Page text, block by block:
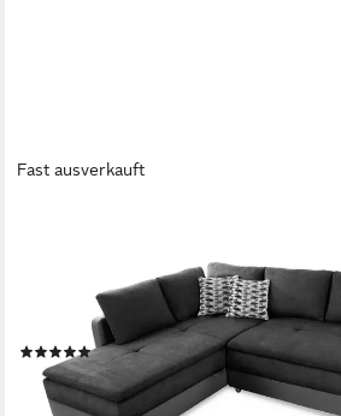
Fast ausverkauft
Bettkasten, Regal, Boxspring, Federkern,
Topper, Schwenkteil rechts, Mikrofaser
(3)
1.799,00 € UVP2.799,00 €
-36%